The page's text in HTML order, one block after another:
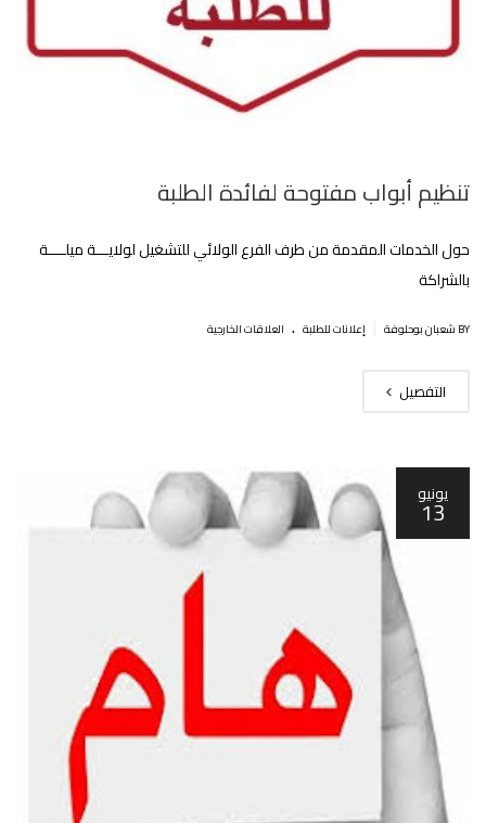
تنظيم أبواب مفتوحة لفائدة الطلبة
حول الخدمات المقدمة من طرف الفرع الولائي للتشغيل لولايـــة ميلــــة
بالشراكة
BY شعبان بوحلوفة إعلانات للطلبة . العلاقات الخارجية
التفصيل
يونيو
13